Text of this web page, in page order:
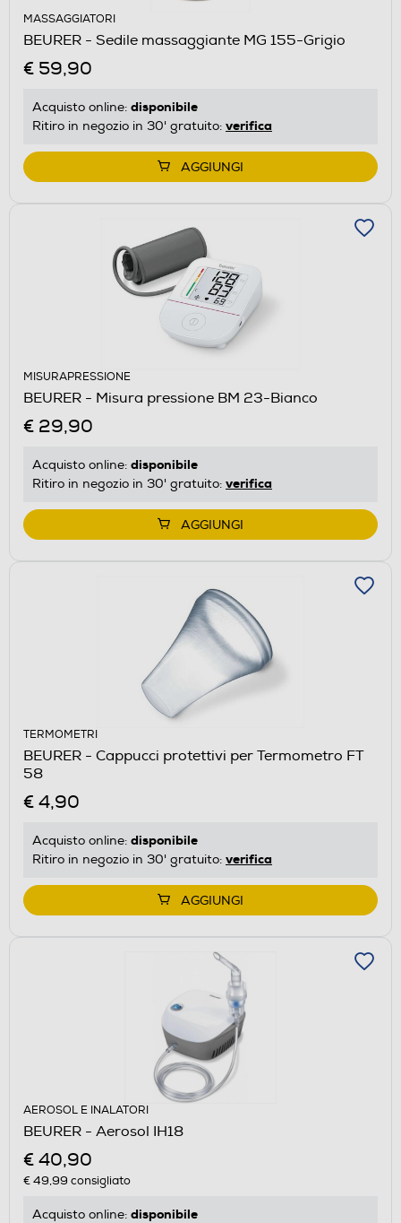
MASSAGGIATORI
BEURER - Sedile massaggiante MG 155-Grigio
€ 59,90
Acquisto online: disponibile
Ritiro in negozio in 30' gratuito: verifica
AGGIUNGI
MISURAPRESSIONE
BEURER - Misura pressione BM 23-Bianco
€ 29,90
Acquisto online: disponibile
Ritiro in negozio in 30' gratuito: verifica
AGGIUNGI
TERMOMETRI
BEURER - Cappucci protettivi per Termometro FT
58
€ 4,90
Acquisto online: disponibile
Ritiro in negozio in 30' gratuito: verifica
AGGIUNGI
AEROSOL E INALATORI
BEURER - Aerosol IH18
€ 40,90
€ 49,99 consigliato
Acquisto online: disponibile